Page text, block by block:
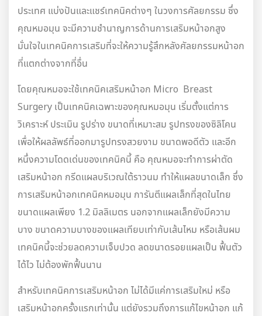
ประเทศ แบ่งปันและแชร์เทคนิคต่างๆ ในวงการศัลยกรรม ซึ่ง
คุณหมอมุน จะมีความชำนาญการด้านการเสริมหน้าอกสูง
มั่นใจในเทคนิคการเสริมที่จะให้ความรู้สึกหลังศัลยกรรมหน้าอก
ที่แตกต่างจากที่อื่น
โดยคุณหมอจะใช้เทคนิคเสริมหน้าอก Micro Breast
Surgery เป็นเทคนิคเฉพาะของคุณหมอมุน เริ่มตั้งแต่การ
วิเคราะห์ ประเมิน รูปร่าง ขนาดที่เหมาะสม รูปทรงของซิลิโคน
เพื่อให้ผลลัพธ์ที่ออกมารูปทรงสวยงาม ขนาดพอดีตัว และอีก
หนึ่งความโดดเด่นของเทคนิคนี้ คือ คุณหมอจะทำการผ่าตัด
เสริมหน้าอก กรีดแผลบริเวณใต้ราวนม ทำให้แผลขนาดเล็ก ซึ่ง
การเสริมหน้าอกเทคนิคหมอมุน การันตีแผลเล็กที่สุดในไทย
ขนาดแผลเพียง 1.2 มิลลิเมตร นอกจากแผลเล็กยังมีความ
บาง ขนาดความบางของแผลเทียบเท่ากับเส้นไหม หรือเส้นผม
เทคนิคนี้จะช่วยลดความเจ็บปวด ลดขนาดรอยแผลเป็น ฟื้นตัว
ได้ไว ไม่ต้องพักฟื้นนาน
สำหรับเทคนิคการเสริมหน้าอก ไม่ได้มีแค่การเสริมใหม่ หรือ
เสริมหน้าอกครั้งแรกเท่านั้น แต่ยังรวมถึงการแก้ไขหน้าอก แก้